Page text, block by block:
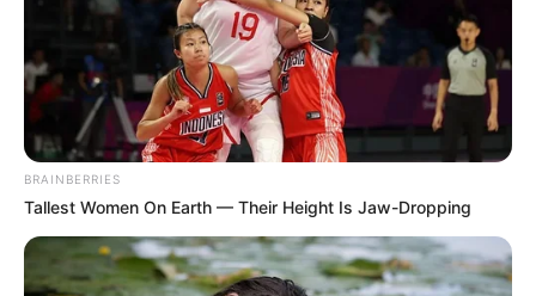
(foto: salvagesisterandmister)
BRAINBERRIES
Tallest Women On Earth — Their Height Is Jaw-Dropping